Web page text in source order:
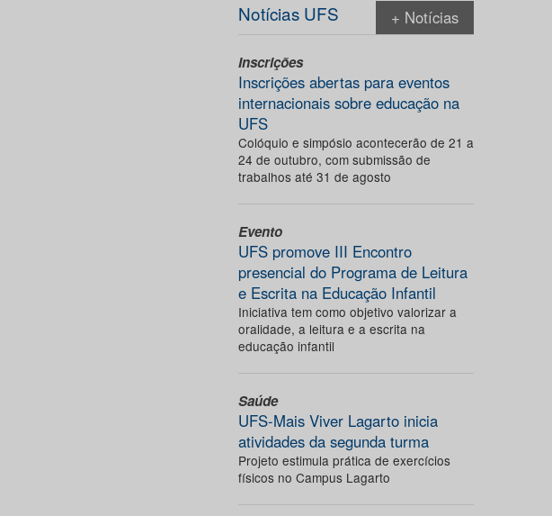
Notícias UFS + Notícias
Inscrições
Inscrições abertas para eventos
internacionais sobre educação na
UFS
Colóquio e simpósio acontecerão de 21 a
24 de outubro, com submissão de
trabalhos até 31 de agosto
Evento
UFS promove III Encontro
presencial do Programa de Leitura
e Escrita na Educação Infantil
Iniciativa tem como objetivo valorizar a
oralidade, a leitura e a escrita na
educação infantil
Saúde
UFS-Mais Viver Lagarto inicia
atividades da segunda turma
Projeto estimula prática de exercícios
físicos no Campus Lagarto